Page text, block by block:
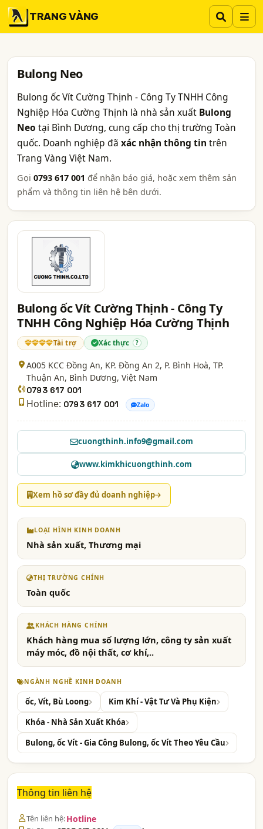
TRANG VÀNG
Bulong Neo
Bulong ốc Vít Cường Thịnh - Công Ty TNHH Công
Nghiệp Hóa Cường Thịnh là nhà sản xuất Bulong
Neo tại Bình Dương, cung cấp cho thị trường Toàn
quốc. Doanh nghiệp đã xác nhận thông tin trên
Trang Vàng Việt Nam.
Gọi 0793 617 001 để nhận báo giá, hoặc xem thêm sản
phẩm và thông tin liên hệ bên dưới.
Bulong ốc Vít Cường Thịnh - Công Ty
TNHH Công Nghiệp Hóa Cường Thịnh
Tài trợ Xác thực ?
A005 KCC Đồng An, KP. Đồng An 2, P. Bình Hoà, TP.
Thuận An, Bình Dương, Việt Nam
0793 617 001
Hotline: 0793 617 001 Zalo
cuongthinh.info9@gmail.com
www.kimkhicuongthinh.com
Xem hồ sơ đầy đủ doanh nghiệp
LOẠI HÌNH KINH DOANH
Nhà sản xuất, Thương mại
THỊ TRƯỜNG CHÍNH
Toàn quốc
KHÁCH HÀNG CHÍNH
Khách hàng mua số lượng lớn, công ty sản xuất
máy móc, đồ nội thất, cơ khí,..
NGÀNH NGHỀ KINH DOANH
ốc, Vít, Bù Loong
Kim Khí - Vật Tư Và Phụ Kiện
Khóa - Nhà Sản Xuất Khóa
Bulong, ốc Vít - Gia Công Bulong, ốc Vít Theo Yêu Cầu
Thông tin liên hệ
Tên liên hệ:Hotline